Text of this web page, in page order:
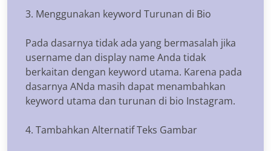
3. Menggunakan keyword Turunan di Bio
Pada dasarnya tidak ada yang bermasalah jika
username dan display name Anda tidak
berkaitan dengan keyword utama. Karena pada
dasarnya ANda masih dapat menambahkan
keyword utama dan turunan di bio Instagram.
4. Tambahkan Alternatif Teks Gambar